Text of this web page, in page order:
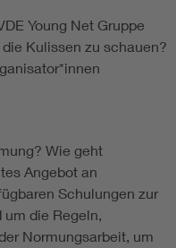
Young Net Gruppe
Kulissen zu schauen?
Wie geht
Angebot an
Schulungen zur
die Regeln,
Normungsarbeit, um